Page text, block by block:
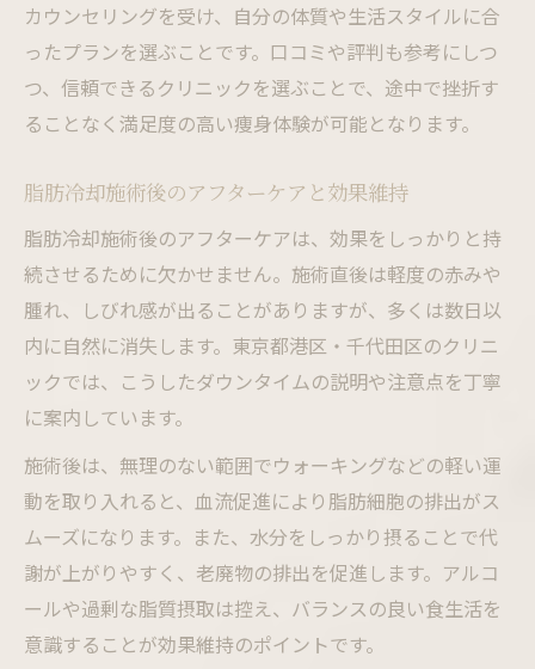
カウンセリングを受け、自分の体質や生活スタイルに合
ったプランを選ぶことです。口コミや評判も参考にしつ
つ、信頼できるクリニックを選ぶことで、途中で挫折す
ることなく満足度の高い痩身体験が可能となります。
脂肪冷却施術後のアフターケアと効果維持
脂肪冷却施術後のアフターケアは、効果をしっかりと持
続させるために欠かせません。施術直後は軽度の赤みや
腫れ、しびれ感が出ることがありますが、多くは数日以
内に自然に消失します。東京都港区・千代田区のクリニ
ックでは、こうしたダウンタイムの説明や注意点を丁寧
に案内しています。
施術後は、無理のない範囲でウォーキングなどの軽い運
動を取り入れると、血流促進により脂肪細胞の排出がス
ムーズになります。また、水分をしっかり摂ることで代
謝が上がりやすく、老廃物の排出を促進します。アルコ
ールや過剰な脂質摂取は控え、バランスの良い食生活を
意識することが効果維持のポイントです。